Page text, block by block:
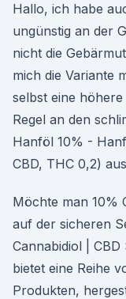
Hallo, ich habe
ungünstig an der
nicht die
mich die Variante
selbst eine
Regel an den
Hanföl 10% -
CBD, THC 0,2)
Möchte man 10%
auf der sicheren
Cannabidiol |
bietet eine Reihe
Produkten,